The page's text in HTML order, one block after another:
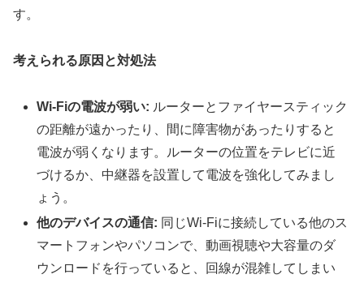
す。
考えられる原因と対処法
Wi-Fiの電波が弱い: ルーターとファイヤースティック
の距離が遠かったり、間に障害物があったりすると
電波が弱くなります。ルーターの位置をテレビに近
づけるか、中継器を設置して電波を強化してみまし
ょう。
他のデバイスの通信: 同じWi-Fiに接続している他のス
マートフォンやパソコンで、動画視聴や大容量のダ
ウンロードを行っていると、回線が混雑してしまい